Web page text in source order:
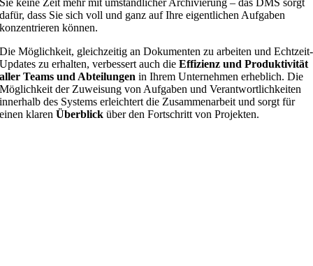
dafür, dass Sie sich voll und ganz auf Ihre eigentlichen Aufgaben
konzentrieren können.
Die Möglichkeit, gleichzeitig an Dokumenten zu arbeiten und Echtzeit-
Updates zu erhalten, verbessert auch die Effizienz und Produktivität
aller Teams und Abteilungen in Ihrem Unternehmen erheblich. Die
Möglichkeit der Zuweisung von Aufgaben und Verantwortlichkeiten
innerhalb des Systems erleichtert die Zusammenarbeit und sorgt für
einen klarenÜberblick über den Fortschritt von Projekten.